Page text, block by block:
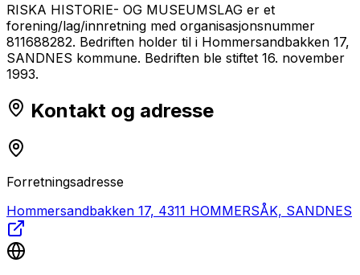
RISKA HISTORIE- OG MUSEUMSLAG er et
forening/lag/innretning med organisasjonsnummer
811688282. Bedriften holder til i Hommersandbakken 17,
SANDNES kommune. Bedriften ble stiftet 16. november
1993.
Kontakt og adresse
Forretningsadresse
Hommersandbakken 17, 4311 HOMMERSÅK, SANDNES